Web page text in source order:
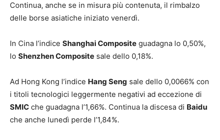
Continua, anche se in misura più contenuta, il rimbalzo
delle borse asiatiche iniziato venerdì.
In Cina l’indice Shanghai Composite guadagna lo 0,50%,
lo Shenzhen Composite sale dello 0,18%.
Ad Hong Kong l’indice Hang Seng sale dello 0,0066% con
i titoli tecnologici leggermente negativi ad eccezione di
SMIC che guadagna l’1,66%. Continua la discesa di Baidu
che anche lunedì perde l’1,84%.